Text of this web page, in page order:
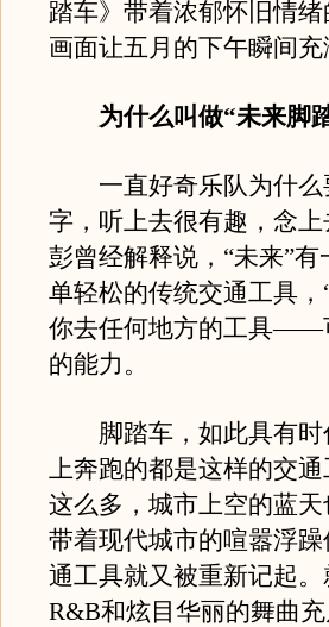
踏车》带着浓郁怀旧情
画面让五月的下午瞬间充
为什么叫做“未来脚
一直好奇乐队为什么
字，听上去很有趣，念
彭曾经解释说，“未来”
单轻松的传统交通工具
你去任何地方的工具——
的能力。
脚踏车，如此具有时
上奔跑的都是这样的交
这么多，城市上空的蓝
带着现代城市的喧嚣浮
通工具就又被重新记起
R&B和炫目华丽的舞曲